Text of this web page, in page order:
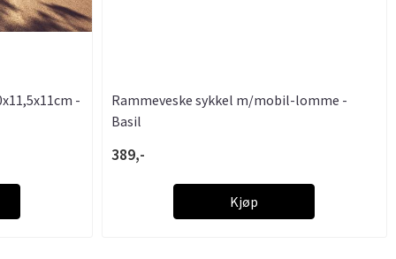
-
Rammeveske sykkel m/mobil-lomme -
Basil
389,-
Kjøp